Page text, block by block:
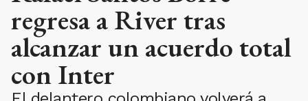
regresa a River tras
alcanzar un acuerdo total
con Inter